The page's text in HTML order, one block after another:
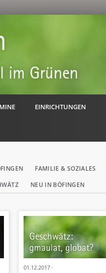
EINRICHTUNGEN
FAMILIE & SOZIALES
NEU IN BÖFINGEN
01.12.2017